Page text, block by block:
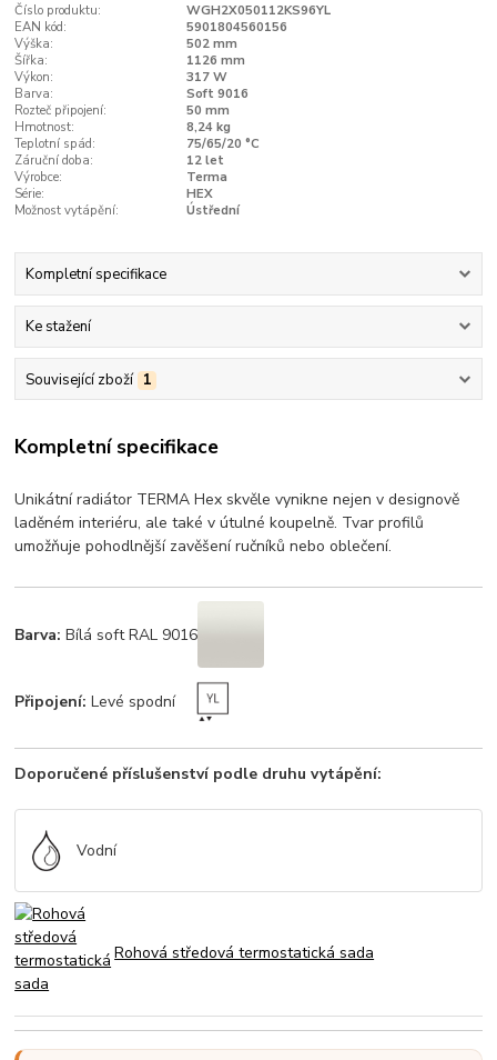
Číslo produktu:
WGH2X050112KS96YL
EAN kód:
5901804560156
Výška:
502 mm
Šířka:
1126 mm
Výkon:
317 W
Barva:
Soft 9016
Rozteč připojení:
50 mm
Hmotnost:
8,24 kg
Teplotní spád:
75/65/20 °C
Záruční doba:
12 let
Výrobce:
Terma
Série:
HEX
Možnost vytápění:
Ústřední
Kompletní specifikace
Ke stažení
Související zboží 1
Kompletní specifikace
Unikátní radiátor TERMA Hex skvěle vynikne nejen v designově
laděném interiéru, ale také v útulné koupelně. Tvar profilů
umožňuje pohodlnější zavěšení ručníků nebo oblečení.
Barva: Bílá soft RAL 9016
Připojení: Levé spodní
Doporučené příslušenství podle druhu vytápění:
Vodní
Rohová středová termostatická sada